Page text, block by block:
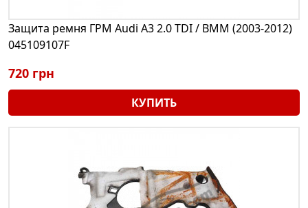
Защита ремня ГРМ Audi A3 2.0 TDI / BMM (2003-2012)
045109107F
720 грн
КУПИТЬ